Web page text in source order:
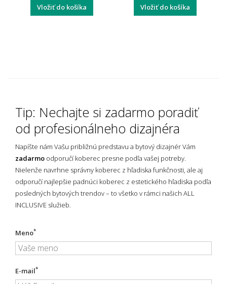
Vložiť do košíka Vložiť do košíka
Tip: Nechajte si zadarmo poradiť
od profesionálneho dizajnéra
Napíšte nám Vašu približnú predstavu a bytový dizajnér Vám
zadarmo odporučí koberec presne podľa vašej potreby.
Nielenže navrhne správny koberec z hľadiska funkčnosti, ale aj
odporučí najlepšie padnúci koberec z estetického hľadiska podľa
posledných bytových trendov – to všetko v rámci našich ALL
INCLUSIVE služieb.
Meno*
E-mail*